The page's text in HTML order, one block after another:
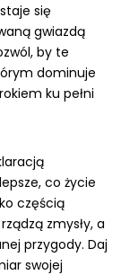
się
gwiazdą
by te
dominuje
ku pełni
co życie
częścią
zmysły, a
przygody. Daj
swojej